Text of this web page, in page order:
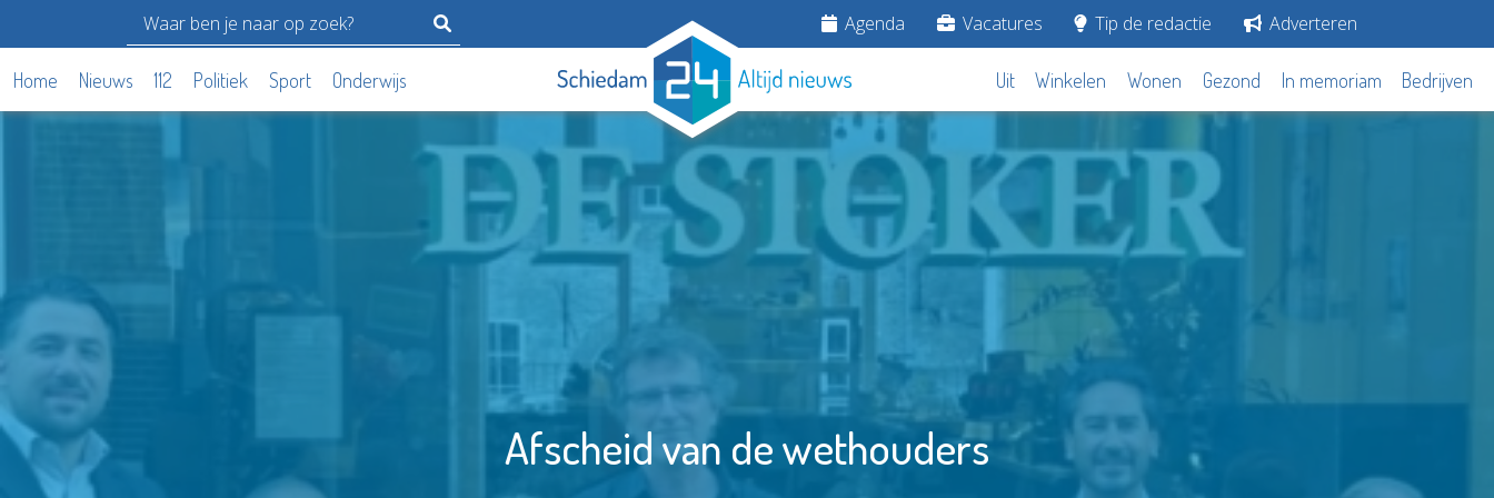
Agenda Vacatures Tip de redactie Adverteren
Home Nieuws 112 Politiek Sport Onderwijs Uit Winkelen Wonen Gezond In memoriam Bedrijven
Afscheid van de wethouders